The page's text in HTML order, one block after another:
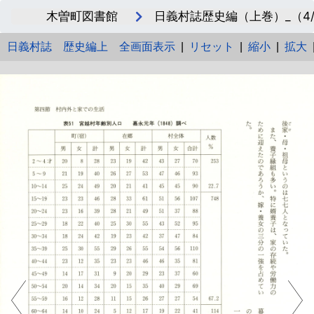
木曽町図書館 日義村誌歴史編（上巻）_（